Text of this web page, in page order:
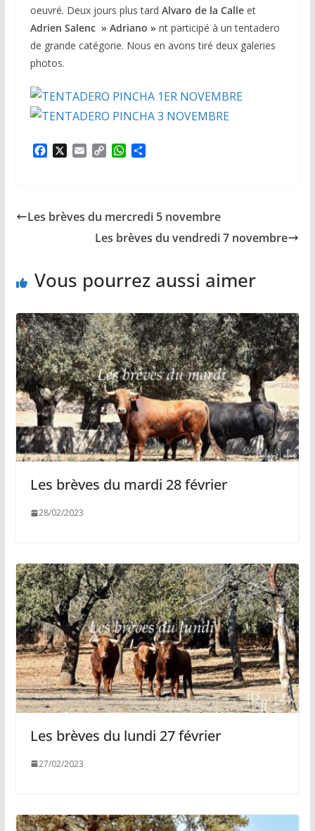
oeuvré. Deux jours plus tard Alvaro de la Calleet
Adrien Salenc » Adriano » nt participé à un tentadero
de grande catégorie. Nous en avons tiré deux galeries
photos.
F
o
X
E
C
i
n
W
A
p
P
g
e
Les brèves du mercredi 5 novembre
Les brèves du vendredi 7 novembre
Vous pourrez aussi aimer
Les brèves du mardi 28 février
28/02/2023
Les brèves du lundi 27 février
27/02/2023